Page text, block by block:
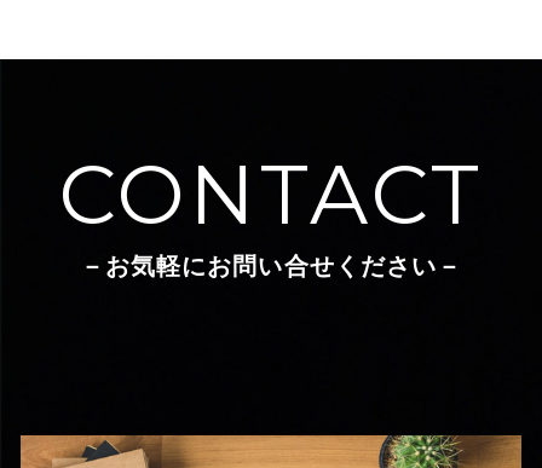
CONTACT
－お気軽にお問い合せください－